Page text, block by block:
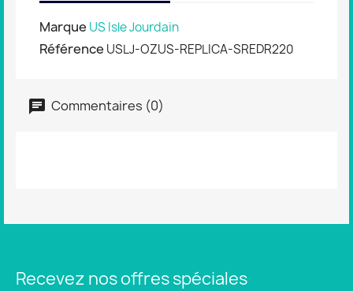
Marque US Isle Jourdain
Référence USLJ-OZUS-REPLICA-SREDR220
Commentaires (0)
Recevez nos offres spéciales